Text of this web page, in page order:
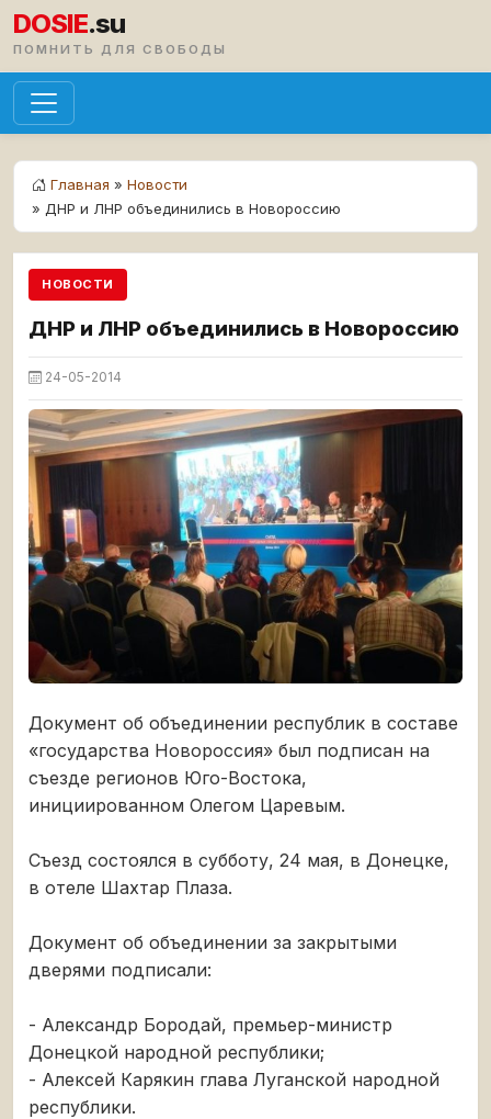
DOSIE.su
ПОМНИТЬ ДЛЯ СВОБОДЫ
Главная » Новости
» ДНР и ЛНР объединились в Новороссию
НОВОСТИ
ДНР и ЛНР объединились в Новороссию
24-05-2014
Документ об объединении республик в составе
«государства Новороссия» был подписан на
съезде регионов Юго-Востока,
инициированном Олегом Царевым.
Съезд состоялся в субботу, 24 мая, в Донецке,
в отеле Шахтар Плаза.
Документ об объединении за закрытыми
дверями подписали:
- Александр Бородай, премьер-министр
Донецкой народной республики;
- Алексей Карякин глава Луганской народной
республики.